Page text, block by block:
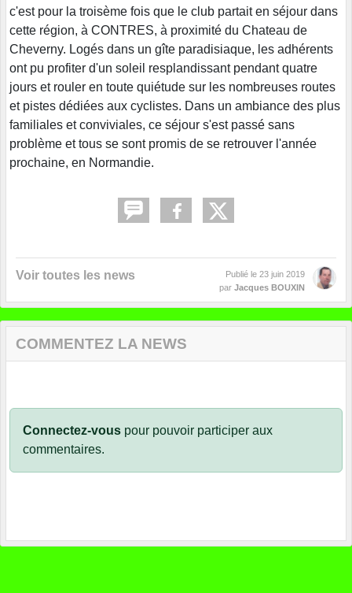
c'est pour la troisème fois que le club partait en séjour dans
cette région, à CONTRES, à proximité du Chateau de
Cheverny. Logés dans un gîte paradisiaque, les adhérents
ont pu profiter d'un soleil resplandissant pendant quatre
jours et rouler en toute quiétude sur les nombreuses routes
et pistes dédiées aux cyclistes. Dans un ambiance des plus
familiales et conviviales, ce séjour s'est passé sans
problème et tous se sont promis de se retrouver l'année
prochaine, en Normandie.
Voir toutes les news Publié le 23 juin 2019
par Jacques BOUXIN
COMMENTEZ LA NEWS
Connectez-vous pour pouvoir participer aux
commentaires.